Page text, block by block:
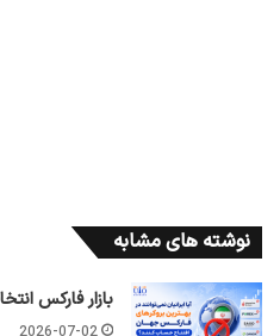
نوشته های مشابه
بازار فارکس